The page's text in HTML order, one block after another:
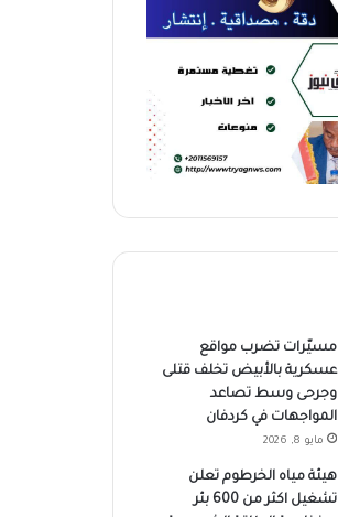
مسيّرات تضرب مواقع
عسكرية بالأبيض تخلف قتلى
وجرحى وسط تصاعد
المواجهات في كردفان
مايو 8, 2026
هيئة مياه الخرطوم تعلن
تشغيل اكثر من 600 بئر